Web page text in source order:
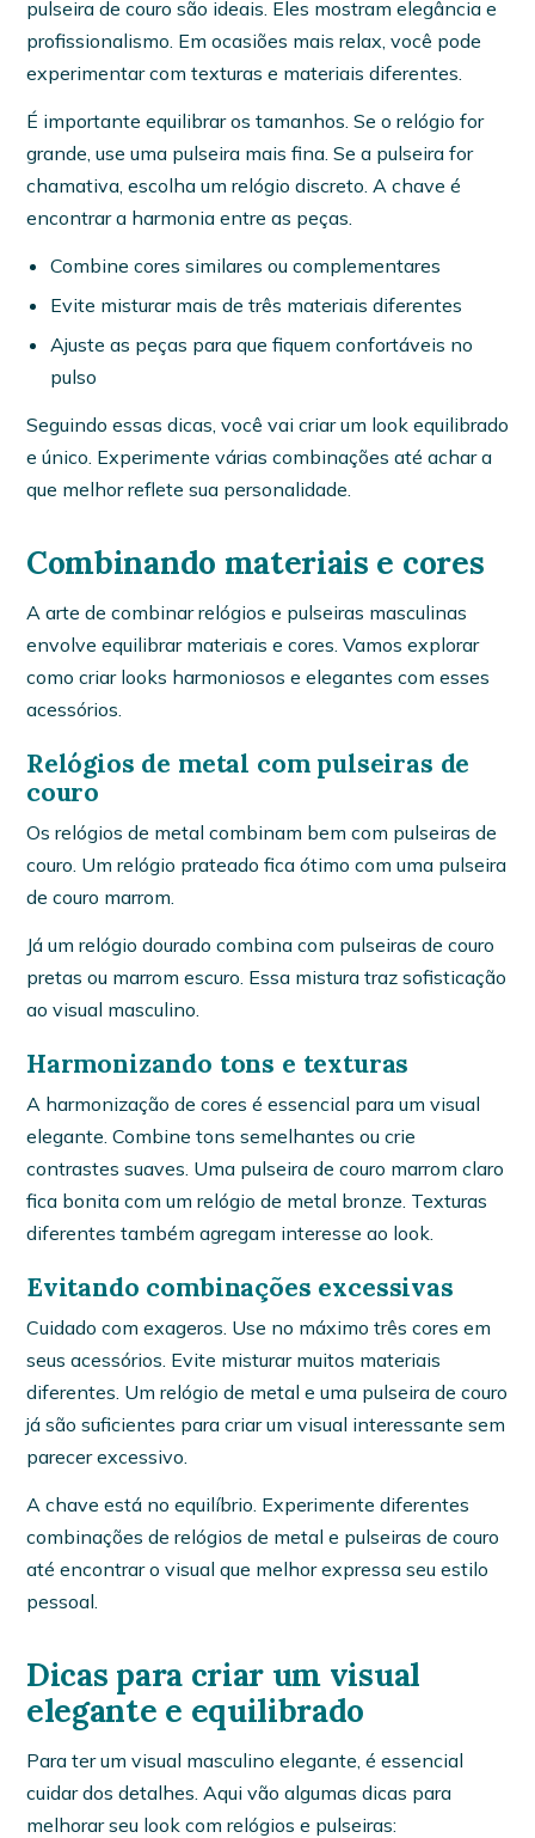
pulseira de couro são ideais. Eles mostram elegância e
profissionalismo. Em ocasiões mais relax, você pode
experimentar com texturas e materiais diferentes.
É importante equilibrar os tamanhos. Se o relógio for
grande, use uma pulseira mais fina. Se a pulseira for
chamativa, escolha um relógio discreto. A chave é
encontrar a harmonia entre as peças.
Combine cores similares ou complementares
Evite misturar mais de três materiais diferentes
Ajuste as peças para que fiquem confortáveis no
pulso
Seguindo essas dicas, você vai criar um look equilibrado
e único. Experimente várias combinações até achar a
que melhor reflete sua personalidade.
Combinando materiais e cores
A arte de combinar relógios e pulseiras masculinas
envolve equilibrar materiais e cores. Vamos explorar
como criar looks harmoniosos e elegantes com esses
acessórios.
Relógios de metal com pulseiras de
couro
Os relógios de metal combinam bem com pulseiras de
couro. Um relógio prateado fica ótimo com uma pulseira
de couro marrom.
Já um relógio dourado combina com pulseiras de couro
pretas ou marrom escuro. Essa mistura traz sofisticação
ao visual masculino.
Harmonizando tons e texturas
A harmonização de cores é essencial para um visual
elegante. Combine tons semelhantes ou crie
contrastes suaves. Uma pulseira de couro marrom claro
fica bonita com um relógio de metal bronze. Texturas
diferentes também agregam interesse ao look.
Evitando combinações excessivas
Cuidado com exageros. Use no máximo três cores em
seus acessórios. Evite misturar muitos materiais
diferentes. Um relógio de metal e uma pulseira de couro
já são suficientes para criar um visual interessante sem
parecer excessivo.
A chave está no equilíbrio. Experimente diferentes
combinações de relógios de metal e pulseiras de couro
até encontrar o visual que melhor expressa seu estilo
pessoal.
Dicas para criar um visual
elegante e equilibrado
Para ter um visual masculino elegante, é essencial
cuidar dos detalhes. Aqui vão algumas dicas para
melhorar seu look com relógios e pulseiras: